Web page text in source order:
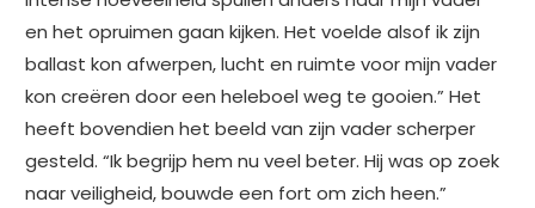
en het opruimen gaan kijken. Het voelde alsof ik zijn
ballast kon afwerpen, lucht en ruimte voor mijn vader
kon creëren door een heleboel weg te gooien.” Het
heeft bovendien het beeld van zijn vader scherper
gesteld. “Ik begrijp hem nu veel beter. Hij was op zoek
naar veiligheid, bouwde een fort om zich heen.”